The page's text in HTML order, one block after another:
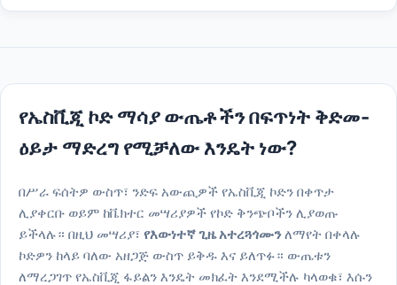
und" />
የኤስቪጂ ኮድ ማሳያ ውጤቶችን በፍጥነት ቅድመ-
ዕይታ ማድረግ የሚቻለው እንዴት ነው?
በሥራ ፍሰትዎ ውስጥ፣ ንድፍ አውጪዎች የኤስቪጂ ኮድን በቀጥታ
ሊያቀርቡ ወይም ከቬክተር መሣሪያዎች የኮድ ቅንጭቦችን ሊያወጡ
ይችላሉ። በዚህ መሣሪያ፣ የእውነተኛ ጊዜ አተረጓጎሙንለማየት በቀላሉ
ኮድዎን ከላይ ባለው አዘጋጅ ውስጥ ይቅዱ እና ይለጥፉ። ውጤቱን
ለማረጋገጥ የኤስቪጂ ፋይልን እንዴት መክፈት እንደሚችሉ ካላወቁ፣ እሱን